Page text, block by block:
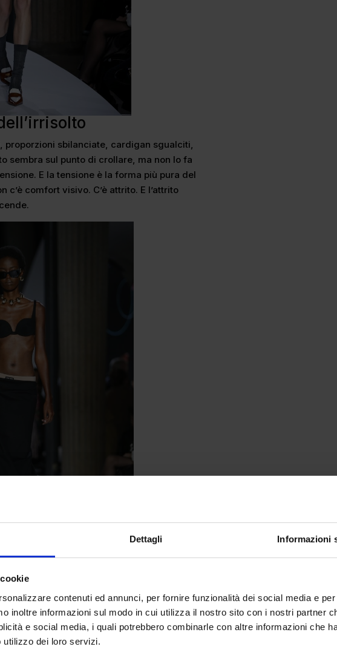
Dettagli Informazioni
contenuti ed annunci, per fornire funzionalità dei social media e
inoltre informazioni sul modo in cui utilizza il nostro sito con i nostri partner
e social media, i quali potrebbero combinarle con altre informazioni che
utilizzo dei loro servizi.
sbilanciate, cardigan sgualciti,
sembra sul punto di crollare, ma non lo fa
E la tensione è la forma più pura del
c’è comfort visivo. C’è attrito. E l’attrito
laterale. Un reggiseno che affiora, una
senza enfasi. Non è seduzione
Sembra capitata per caso. Ed è proprio
vera. Miu Miu non chiede attenzione. La